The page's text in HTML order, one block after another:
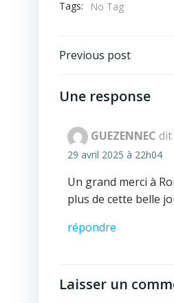
Tags:
No Tag
Post
navigation
Previous post
Une response
GUEZENNEC dit
29 avril 2025 à 22h04
Un grand merci à
plus de cette belle
répondre
Laisser un